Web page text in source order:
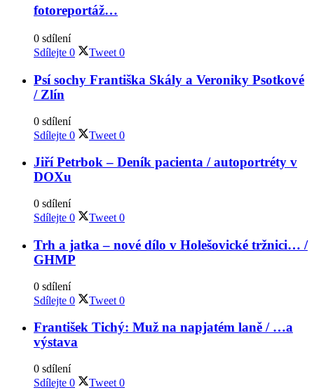
fotoreportáž…
0 sdílení
Sdílejte 0 Tweet 0
Psí sochy Františka Skály a Veroniky Psotkové
/ Zlín
0 sdílení
Sdílejte 0 Tweet 0
Jiří Petrbok – Deník pacienta / autoportréty v
DOXu
0 sdílení
Sdílejte 0 Tweet 0
Trh a jatka – nové dílo v Holešovické tržnici… /
GHMP
0 sdílení
Sdílejte 0 Tweet 0
František Tichý: Muž na napjatém laně / …a
výstava
0 sdílení
Sdílejte 0 Tweet 0